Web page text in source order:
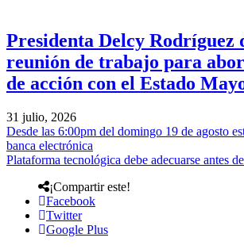
Presidenta Delcy Rodríguez
reunión de trabajo para
de acción con el Estado
31 julio, 2026
Desde las 6:00pm del domingo 19 de agosto
banca electrónica
Plataforma tecnológica debe adecuarse antes
¡Compartir este!
Facebook
Twitter
Google Plus